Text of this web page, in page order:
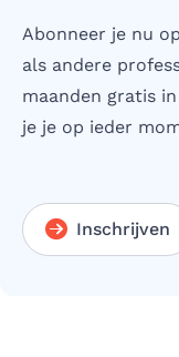
Abonneer je nu
als andere
maanden gratis
je je op ieder
Inschrijven